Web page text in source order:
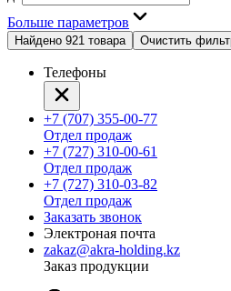
Больше параметров
Найдено 921 товара Очистить
Телефоны
+7 (707) 355-00-77
Отдел продаж
+7 (727) 310-00-61
Отдел продаж
+7 (727) 310-03-82
Отдел продаж
Заказать звонок
Электроная почта
zakaz@akra-holding.kz
Заказ продукции